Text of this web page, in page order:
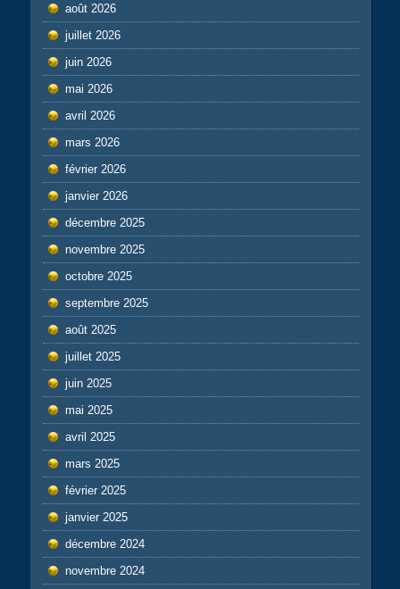
août 2026
juillet 2026
juin 2026
mai 2026
avril 2026
mars 2026
février 2026
janvier 2026
décembre 2025
novembre 2025
octobre 2025
septembre 2025
août 2025
juillet 2025
juin 2025
mai 2025
avril 2025
mars 2025
février 2025
janvier 2025
décembre 2024
novembre 2024